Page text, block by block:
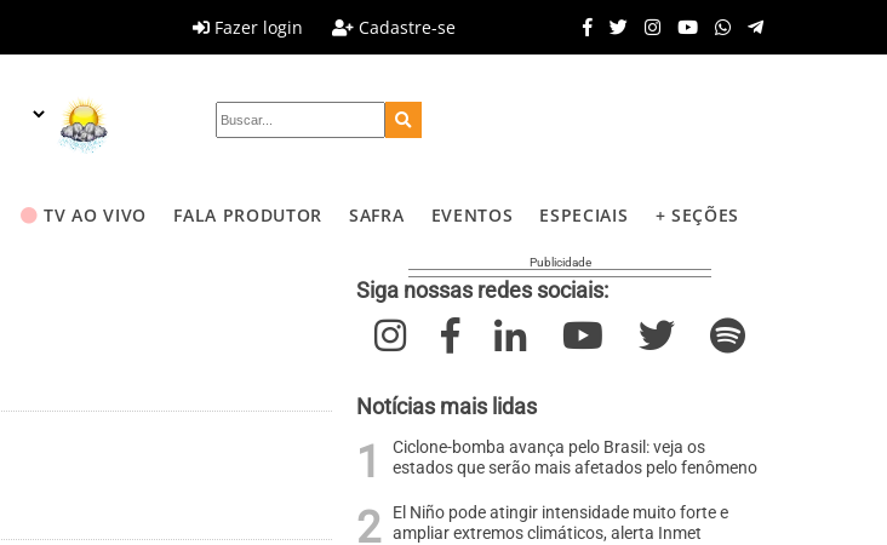
Fazer login Cadastre-se
TV AO VIVO FALA PRODUTOR SAFRA EVENTOS ESPECIAIS + SEÇÕES
Siga nossas redes sociais:
Notícias mais lidas
Ciclone-bomba avança pelo Brasil: veja os
estados que serão mais afetados pelo fenômeno
El Niño pode atingir intensidade muito forte e
ampliar extremos climáticos, alerta Inmet